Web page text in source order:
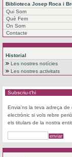
Biblioteca Josep Roca i
Qui Som
Què Fem
On Som
Contacte
Historial
Les nostres notícies
Les nostres activitats
Subscriu-t'hi
Envia'ns la teva adreça de
electrònic si vols rebre
els titulars de la nostra